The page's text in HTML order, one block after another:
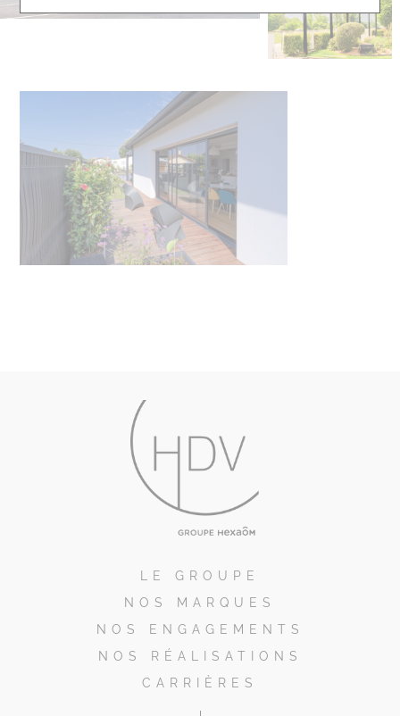
LE GROUPE
NOS MARQUES
NOS ENGAGEMENTS
NOS RÉALISATIONS
CARRIÈRES